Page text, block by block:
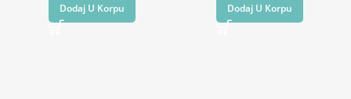
Dodaj U Korpu Dodaj U Korpu